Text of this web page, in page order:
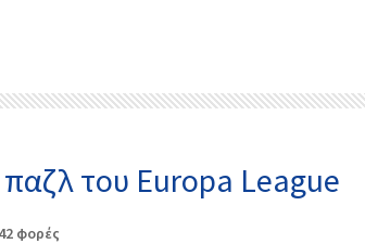
του Europa League
φορές